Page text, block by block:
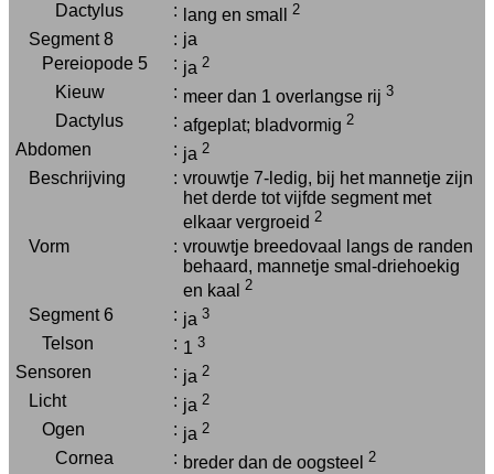
Dactylus : lang en small 2
Segment 8 : ja
Pereiopode 5
: ja 2
Kieuw : meer dan 1 overlangse rij 3
Dactylus : afgeplat; bladvormig 2
Abdomen : ja 2
Beschrijving : vrouwtje 7-ledig, bij het mannetje zijn
het derde tot vijfde segment met
elkaar vergroeid 2
Vorm : vrouwtje breedovaal langs de randen
behaard, mannetje smal-driehoekig
en kaal 2
Segment 6 : ja 3
Telson : 1 3
Sensoren : ja 2
Licht : ja 2
Ogen : ja 2
Cornea : breder dan de oogsteel 2